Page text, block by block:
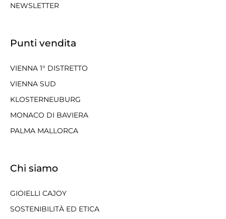
NEWSLETTER
Punti vendita
VIENNA 1° DISTRETTO
VIENNA SUD
KLOSTERNEUBURG
MONACO DI BAVIERA
PALMA MALLORCA
Chi siamo
GIOIELLI CAJOY
SOSTENIBILITÀ ED ETICA